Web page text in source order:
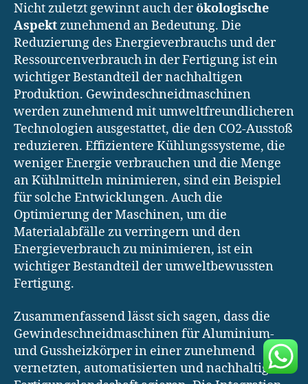
Nicht zuletzt gewinnt auch derökologische
Aspektzunehmend an Bedeutung. Die
Reduzierung des Energieverbrauchs und der
Ressourcenverbrauch in der Fertigung ist ein
wichtiger Bestandteil der nachhaltigen
Produktion. Gewindeschneidmaschinen
werden zunehmend mit umweltfreundlicheren
Technologien ausgestattet, die den CO2-Ausstoß
reduzieren. Effizientere Kühlungssysteme, die
weniger Energie verbrauchen und die Menge
an Kühlmitteln minimieren, sind ein Beispiel
für solche Entwicklungen. Auch die
Optimierung der Maschinen, um die
Materialabfälle zu verringern und den
Energieverbrauch zu minimieren, ist ein
wichtiger Bestandteil der umweltbewussten
Fertigung.
Zusammenfassend lässt sich sagen, dass die
Gewindeschneidmaschinen für Aluminium-
und Gussheizkörper in einer zunehmend
vernetzten, automatisierten und nachhaltigen